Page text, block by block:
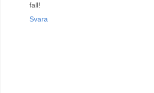
fall!
Svara